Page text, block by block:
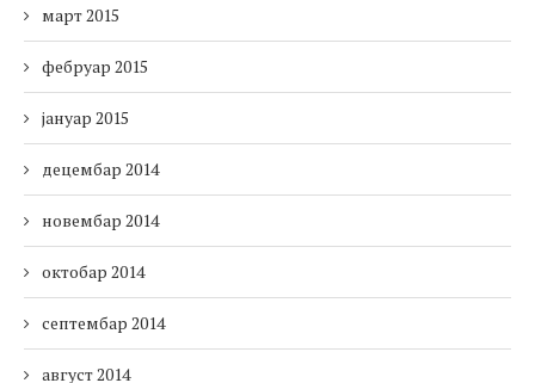
март 2015
фебруар 2015
јануар 2015
децембар 2014
новембар 2014
октобар 2014
септембар 2014
август 2014